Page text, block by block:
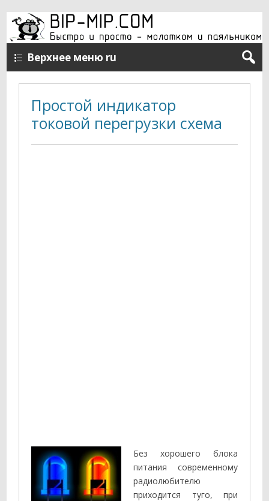
Верхнее меню ru
Простой индикатор
токовой перегрузки схема
Без хорошего блока
питания современному
радиолюбителю
приходится туго, при